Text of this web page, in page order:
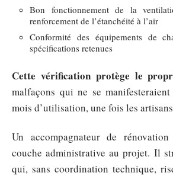
Bon fonctionnement de la
renforcement de l’étanchéité à l’air
Conformité des équipements de
spécifications retenues
Cette vérification protège le
malfaçons qui ne se manifesteraient
mois d’utilisation, une fois les
Un accompagnateur de
couche administrative au projet. Il
qui, sans coordination technique,